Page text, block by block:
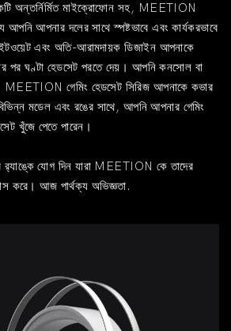
অন্তর্নির্মিত মাইক্রোফোন সহ, MEETION
আপনি আপনার দলের সাথে স্পষ্টভাবে এবং কার্যকরভাবে
এবং অতি-আরামদায়ক ডিজাইন আপনাকে
পর ঘণ্টা হেডসেট পরতে দেয়। আপনি কনসোল বা
MEETION গেমিং হেডসেট সিরিজ আপনাকে কভার
মডেল এবং রঙের সাথে, আপনি আপনার গেমিং
খুঁজে পেতে পারেন।
র‍্যাঙ্কে যোগ দিন যারা MEETION কে তাদের
করে। আজ পার্থক্য অভিজ্ঞতা.